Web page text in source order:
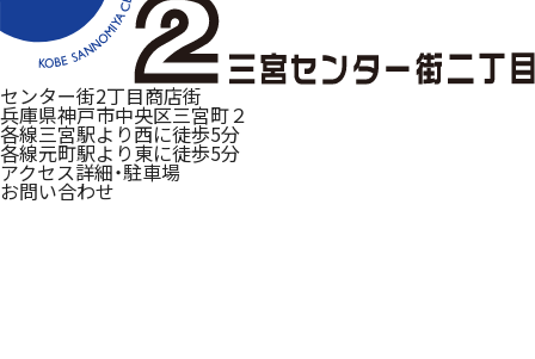
センター街2丁目商店街
兵庫県神戸市中央区三宮町２
各線三宮駅より西に徒歩5分
各線元町駅より東に徒歩5分
アクセス詳細・駐車場
お問い合わせ